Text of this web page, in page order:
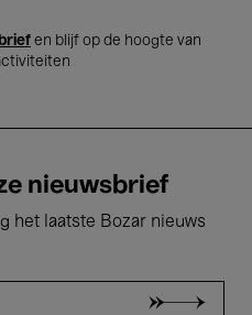
en blijf op de hoogte van
nieuwsbrief
het laatste Bozar nieuws